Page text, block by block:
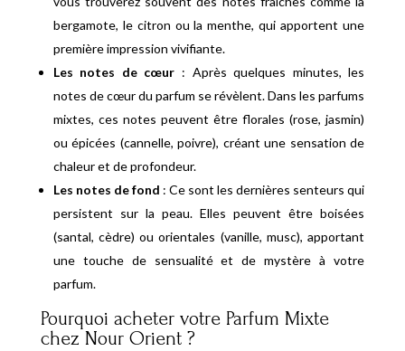
bergamote, le citron ou la menthe, qui apportent une
première impression vivifiante.
Les notes de cœur : Après quelques minutes, les
notes de cœur du parfum se révèlent. Dans les parfums
mixtes, ces notes peuvent être florales (rose, jasmin)
ou épicées (cannelle, poivre), créant une sensation de
chaleur et de profondeur.
Les notes de fond : Ce sont les dernières senteurs qui
persistent sur la peau. Elles peuvent être boisées
(santal, cèdre) ou orientales (vanille, musc), apportant
une touche de sensualité et de mystère à votre
parfum.
Pourquoi acheter votre Parfum Mixte
chez Nour Orient ?